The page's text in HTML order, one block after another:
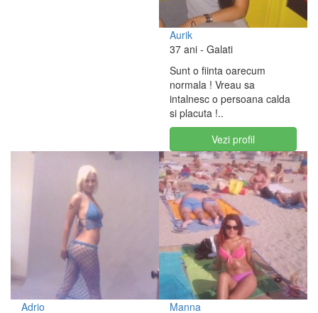
Aurik
37 ani - Galati
Sunt o fiinta oarecum
normala ! Vreau sa
intalnesc o persoana calda
si placuta !..
Vezi profil
Adrio
Manna